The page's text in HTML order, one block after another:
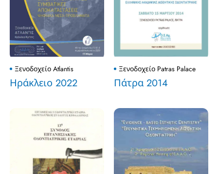
Ξενοδοχείο Atlantis
Ηράκλειο 2022
Ξενοδοχείο Patras Palace
Πάτρα 2014